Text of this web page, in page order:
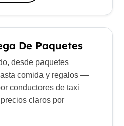
De Paquetes
desde paquetes
comida y regalos —
conductores de taxi
claros por